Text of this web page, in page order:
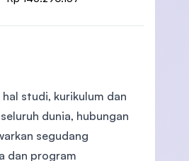
studi, kurikulum dan
dunia, hubungan
segudang
dan program